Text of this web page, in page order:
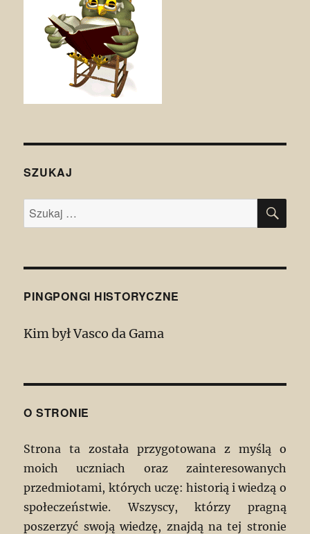
SZUKAJ
Szukaj:
PINGPONGI HISTORYCZNE
Kim był Vasco da Gama
O STRONIE
Strona ta została przygotowana z myślą o
moich uczniach oraz zainteresowanych
przedmiotami, których uczę: historią i wiedzą o
społeczeństwie. Wszyscy, którzy pragną
poszerzyć swoją wiedzę, znajdą na tej stronie